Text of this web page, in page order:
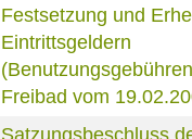
Festsetzung und
Eintrittsgeldern
Freibad vom
Satzungsbeschluss